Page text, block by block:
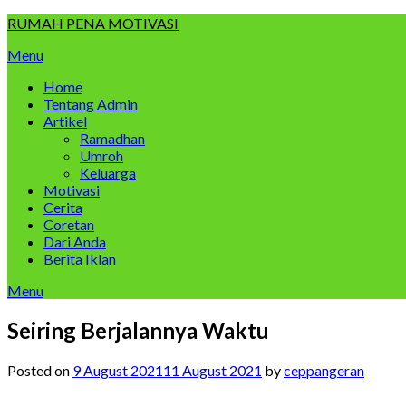
Skip
content
RUMAH PENA MOTIVASI
Menu
Home
Tentang Admin
Artikel
Ramadhan
Umroh
Keluarga
Motivasi
Cerita
Coretan
Dari Anda
Berita Iklan
Menu
Seiring Berjalannya Waktu
Posted on 9 August 202111 August 2021 byceppangeran